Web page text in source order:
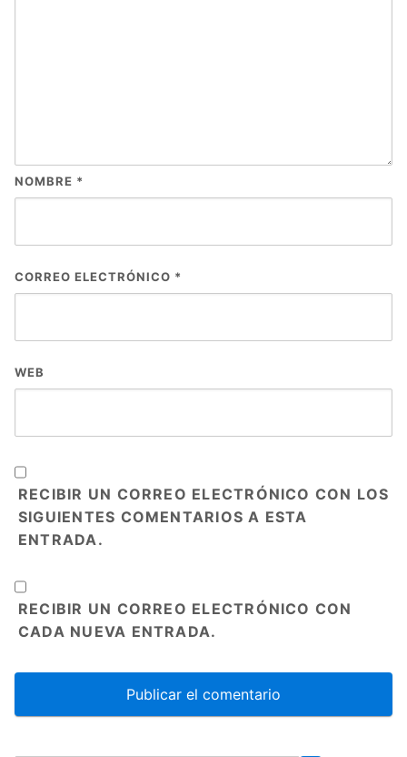
NOMBRE *
CORREO ELECTRÓNICO *
WEB
RECIBIR UN CORREO ELECTRÓNICO CON LOS
SIGUIENTES COMENTARIOS A ESTA
ENTRADA.
RECIBIR UN CORREO ELECTRÓNICO CON
CADA NUEVA ENTRADA.